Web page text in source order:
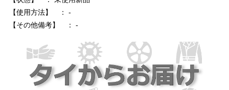
【使用方法】 ： -
【その他備考】 ： -